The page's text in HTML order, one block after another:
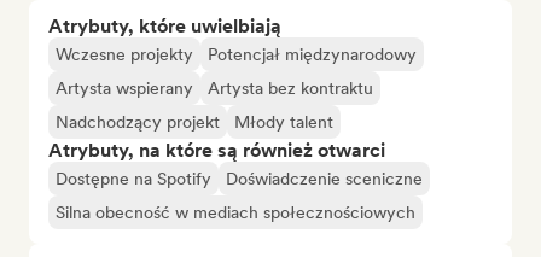
Atrybuty, które uwielbiają
Wczesne projekty
Potencjał międzynarodowy
Artysta wspierany
Artysta bez kontraktu
Nadchodzący projekt
Młody talent
Atrybuty, na które są również otwarci
Dostępne na Spotify
Doświadczenie sceniczne
Silna obecność w mediach społecznościowych